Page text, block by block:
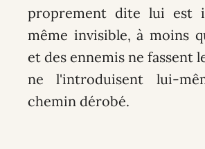
proprement dite lui est
même invisible, à moins
et des ennemis ne fassent
ne l'introduisent lui-
chemin dérobé.